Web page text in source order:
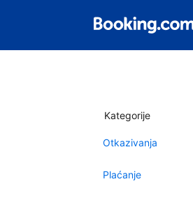
Kategorije
Otkazivanja
Plaćanje